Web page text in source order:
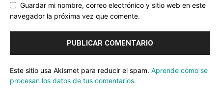
Guardar mi nombre, correo electrónico y sitio web en este
navegador la próxima vez que comente.
Este sitio usa Akismet para reducir el spam. Aprende cómo se
procesan los datos de tus comentarios.